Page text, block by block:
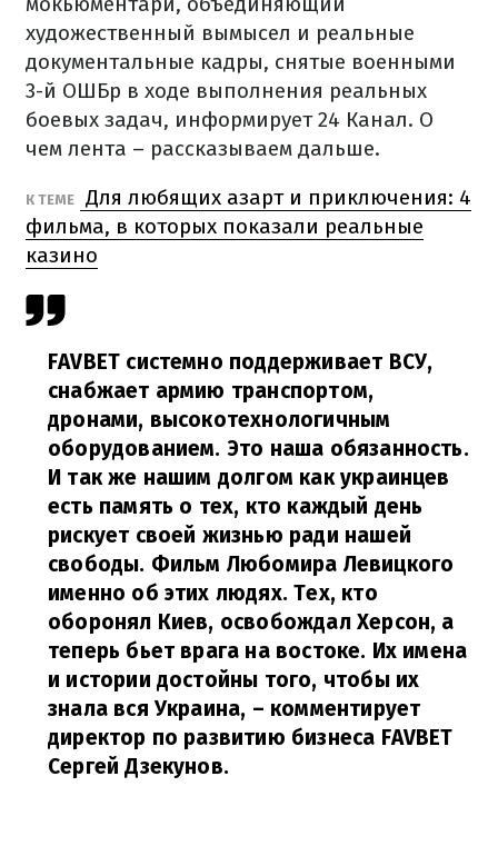
художественный вымысел и реальные
документальные кадры, снятые военными
3-й ОШБр в ходе выполнения реальных
боевых задач, информирует 24 Канал. О
чем лента – рассказываем дальше.
К ТЕМЕ
Для любящих азарт и приключения: 4
фильма, в которых показали реальные
казино
FAVBET системно поддерживает ВСУ,
снабжает армию транспортом,
дронами, высокотехнологичным
оборудованием. Это наша обязанность.
И так же нашим долгом как украинцев
есть память о тех, кто каждый день
рискует своей жизнью ради нашей
свободы. Фильм Любомира Левицкого
именно об этих людях. Тех, кто
оборонял Киев, освобождал Херсон, а
теперь бьет врага на востоке. Их имена
и истории достойны того, чтобы их
знала вся Украина, – комментирует
директор по развитию бизнеса FAVBET
Сергей Дзекунов.